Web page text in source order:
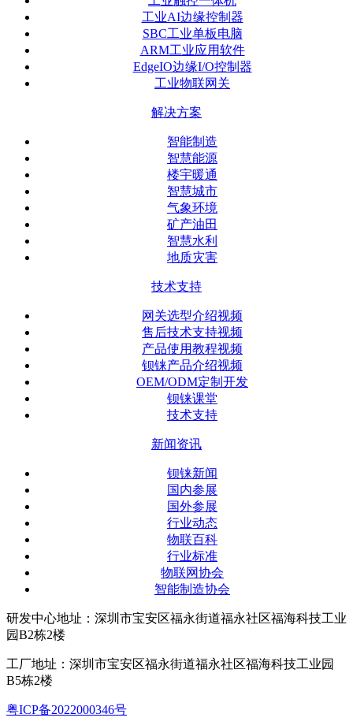
工业AI边缘控制器
SBC工业单板电脑
ARM工业应用软件
EdgeIO边缘I/O控制器
工业物联网关
解决方案
智能制造
智慧能源
楼宇暖通
智慧城市
气象环境
矿产油田
智慧水利
地质灾害
技术支持
网关选型介绍视频
售后技术支持视频
产品使用教程视频
钡铼产品介绍视频
OEM/ODM定制开发
钡铼课堂
技术支持
新闻资讯
钡铼新闻
国内参展
国外参展
行业动态
物联百科
行业标准
物联网协会
智能制造协会
研发中心地址：深圳市宝安区福永街道福永社区福海科技工业
园B2栋2楼
工厂地址：深圳市宝安区福永街道福永社区福海科技工业园
B5栋2楼
粤ICP备2022000346号